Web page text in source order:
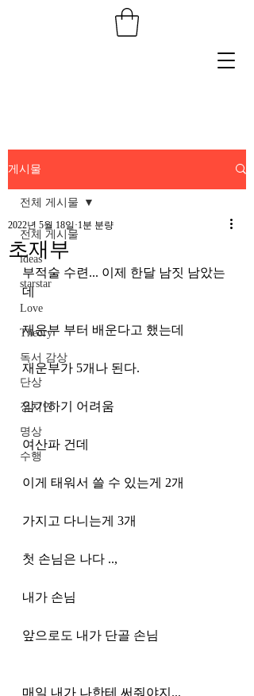
게시물
전체 게시물
ideas
starstar
Love
Theory
독서 감상
단상
정치인
명상
수행
전체 게시물
초재부
2022년 5월 18일 1분 분량
부적술 수련... 이제 한달 남짓 남았는
데
재운부 부터 배운다고 했는데
재운부가 5개나 된다.
암기하기 어려움
여산파 건데
이게 태워서 쓸 수 있는게 2개
가지고 다니는게 3개
첫 손님은 나다 ..,
내가 손님
앞으로도 내가 단골 손님
매일 내가 나한테 써줘야지...